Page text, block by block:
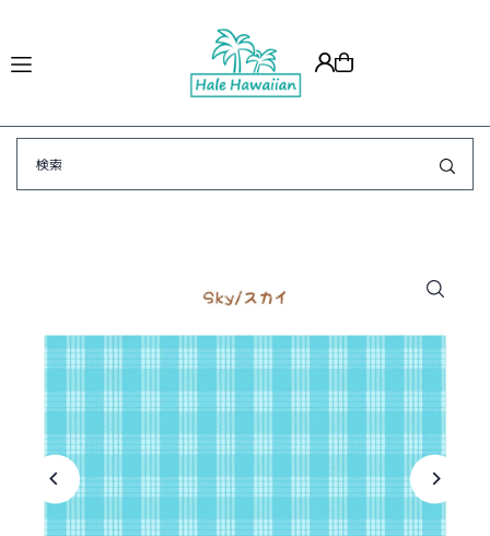
Translation missing: ja.accessibility.skip_to_text